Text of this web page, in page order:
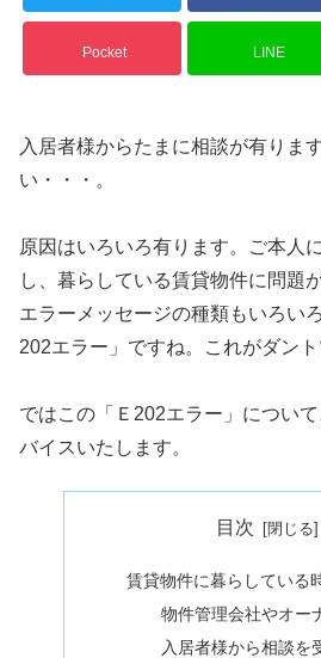
Pocket LINE
入居者様からたまに相談が有りま
い・・・。
原因はいろいろ有ります。ご本人
し、暮らしている賃貸物件に問題
エラーメッセージの種類もいろい
202エラー」ですね。これがダント
ではこの「Ｅ202エラー」につい
バイスいたします。
目次
賃貸物件に暮らしている
物件管理会社やオー
入居者様から相談を